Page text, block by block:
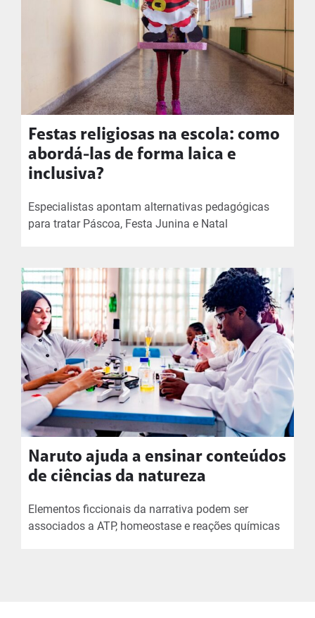
Festas religiosas na escola: como
abordá-las de forma laica e
inclusiva?
Especialistas apontam alternativas pedagógicas
para tratar Páscoa, Festa Junina e Natal
Naruto ajuda a ensinar conteúdos
de ciências da natureza
Elementos ficcionais da narrativa podem ser
associados a ATP, homeostase e reações químicas